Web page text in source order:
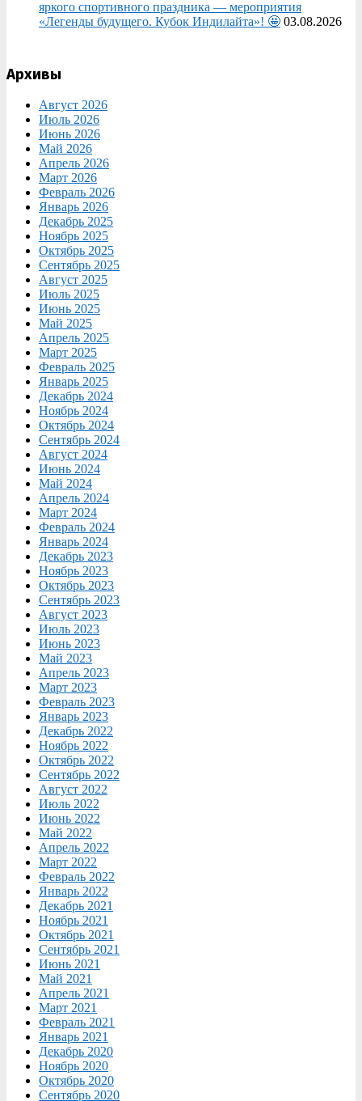
яркого спортивного праздника — мероприятия
«Легенды будущего. Кубок Индилайта»! 🤩 03.08.2026
Архивы
Август 2026
Июль 2026
Июнь 2026
Май 2026
Апрель 2026
Март 2026
Февраль 2026
Январь 2026
Декабрь 2025
Ноябрь 2025
Октябрь 2025
Сентябрь 2025
Август 2025
Июль 2025
Июнь 2025
Май 2025
Апрель 2025
Март 2025
Февраль 2025
Январь 2025
Декабрь 2024
Ноябрь 2024
Октябрь 2024
Сентябрь 2024
Август 2024
Июнь 2024
Май 2024
Апрель 2024
Март 2024
Февраль 2024
Январь 2024
Декабрь 2023
Ноябрь 2023
Октябрь 2023
Сентябрь 2023
Август 2023
Июль 2023
Июнь 2023
Май 2023
Апрель 2023
Март 2023
Февраль 2023
Январь 2023
Декабрь 2022
Ноябрь 2022
Октябрь 2022
Сентябрь 2022
Август 2022
Июль 2022
Июнь 2022
Май 2022
Апрель 2022
Март 2022
Февраль 2022
Январь 2022
Декабрь 2021
Ноябрь 2021
Октябрь 2021
Сентябрь 2021
Июнь 2021
Май 2021
Апрель 2021
Март 2021
Февраль 2021
Январь 2021
Декабрь 2020
Ноябрь 2020
Октябрь 2020
Сентябрь 2020